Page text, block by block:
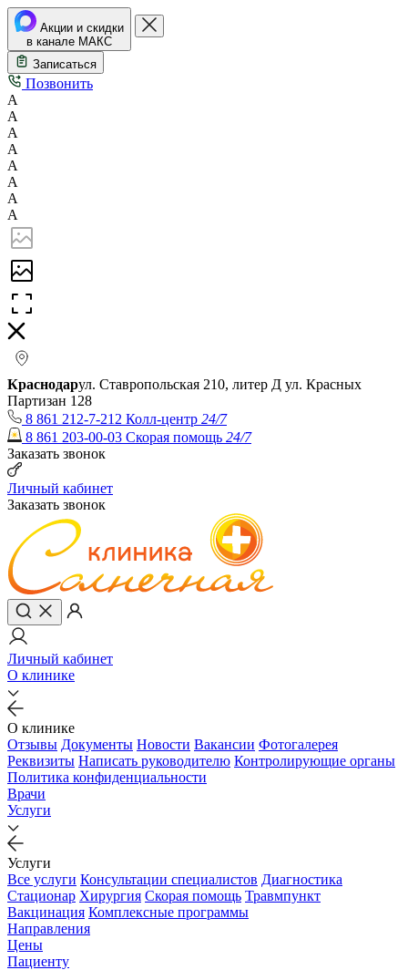
Акции и скидки
в канале МАКС
Записаться
Позвонить
А
А
А
А
А
А
А
А
Краснодарул. Ставропольская 210, литер Д ул. Красных
Партизан 128
8 861 212-7-212 Колл-центр 24/7
8 861 203-00-03 Скорая помощь 24/7
Заказать звонок
Личный кабинет
Заказать звонок
Личный кабинет
О клинике
О клинике
Отзывы Документы Новости Вакансии Фотогалерея
Реквизиты Написать руководителю Контролирующие органы
Политика конфиденциальности
Врачи
Услуги
Услуги
Все услуги Консультации специалистов Диагностика
Стационар Хирургия Скорая помощь Травмпункт
Вакцинация Комплексные программы
Направления
Цены
Пациенту